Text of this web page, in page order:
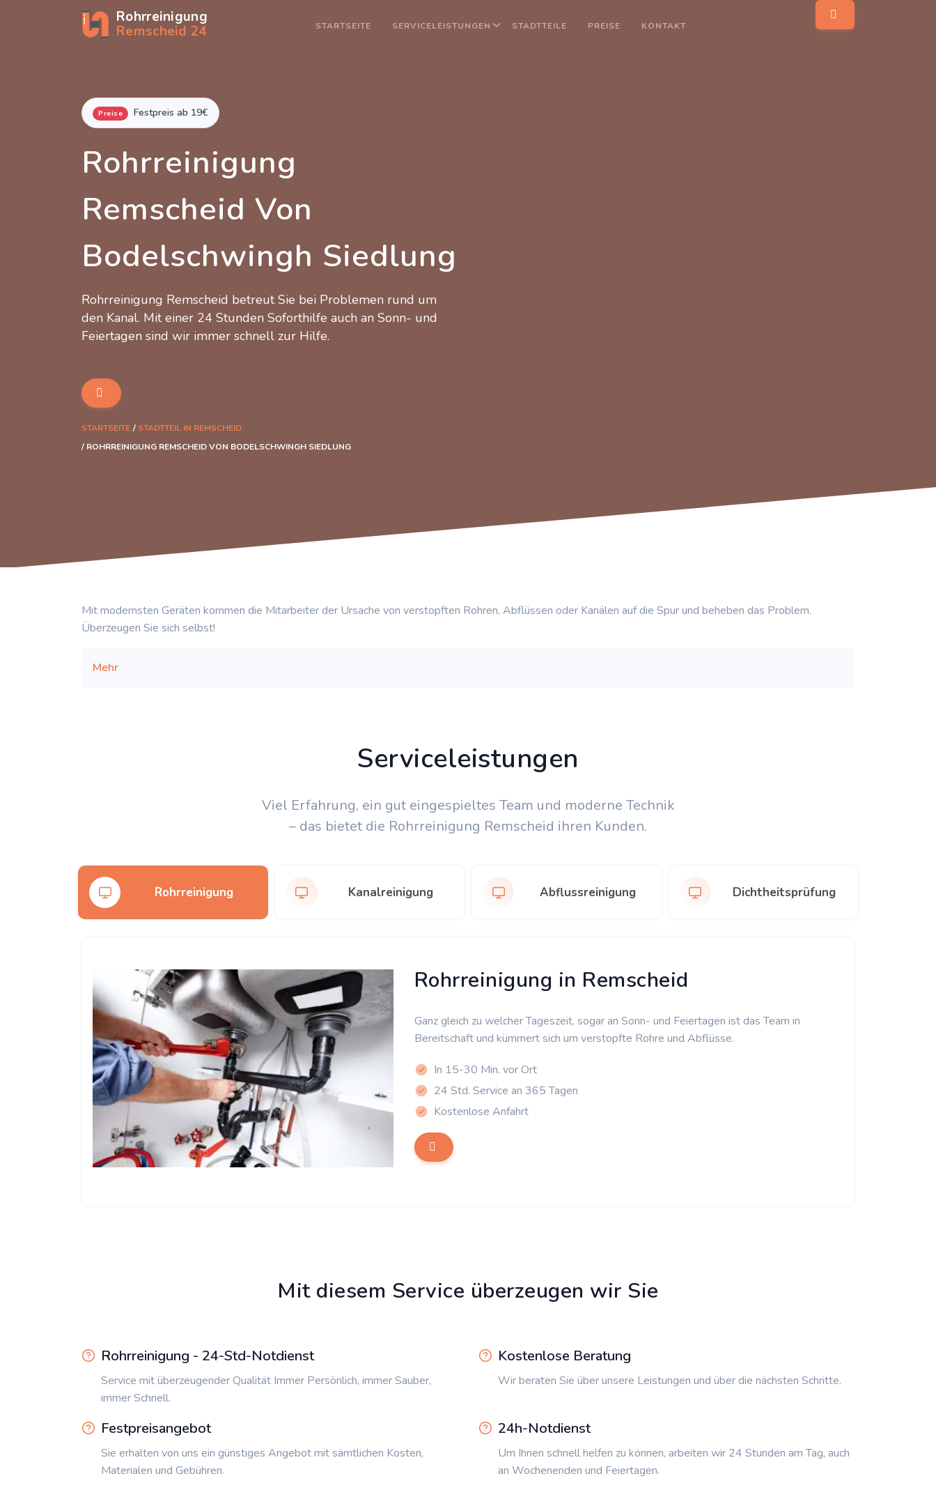
Rohrreinigung
Remscheid 24
STARTSEITE SERVICELEISTUNGEN STADTTEILE PREISE KONTAKT
Preise Festpreis ab 19€
Rohrreinigung
Remscheid Von
Bodelschwingh Siedlung
Rohrreinigung Remscheid betreut Sie bei Problemen rund um
den Kanal. Mit einer 24 Stunden Soforthilfe auch an Sonn- und
Feiertagen sind wir immer schnell zur Hilfe.
STARTSEITE
STADTTEIL IN REMSCHEID
ROHRREINIGUNG REMSCHEID VON BODELSCHWINGH SIEDLUNG
Mit modernsten Geräten kommen die Mitarbeiter der Ursache von verstopften Rohren, Abflüssen oder Kanälen auf die Spur und beheben das Problem.
Überzeugen Sie sich selbst!
Mehr
Serviceleistungen
Viel Erfahrung, ein gut eingespieltes Team und moderne Technik
– das bietet die Rohrreinigung Remscheid ihren Kunden.
Rohrreinigung Kanalreinigung Abflussreinigung Dichtheitsprüfung
Rohrreinigung in Remscheid
Ganz gleich zu welcher Tageszeit, sogar an Sonn- und Feiertagen ist das Team in
Bereitschaft und kümmert sich um verstopfte Rohre und Abflüsse.
In 15-30 Min. vor Ort
24 Std. Service an 365 Tagen
Kostenlose Anfahrt
Mit diesem Service überzeugen wir Sie
Rohrreinigung - 24-Std-Notdienst
Service mit überzeugender Qualität Immer Persönlich, immer Sauber,
immer Schnell.
Kostenlose Beratung
Wir beraten Sie über unsere Leistungen und über die nächsten Schritte.
Festpreisangebot
Sie erhalten von uns ein günstiges Angebot mit sämtlichen Kosten,
Materialen und Gebühren.
24h-Notdienst
Um Ihnen schnell helfen zu können, arbeiten wir 24 Stunden am Tag, auch
an Wochenenden und Feiertagen.